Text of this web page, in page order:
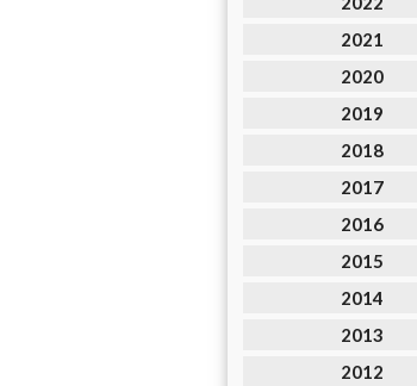
2021
2020
2019
2018
2017
2016
2015
2014
2013
2012